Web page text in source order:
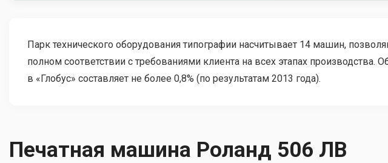
Парк технического оборудования типографии насчитывает 14 машин,
полном соответствии с требованиями клиента на всех этапах
в «Глобус» составляет не более 0,8% (по результатам 2013 года).
Печатная машина Роланд 506 ЛВ